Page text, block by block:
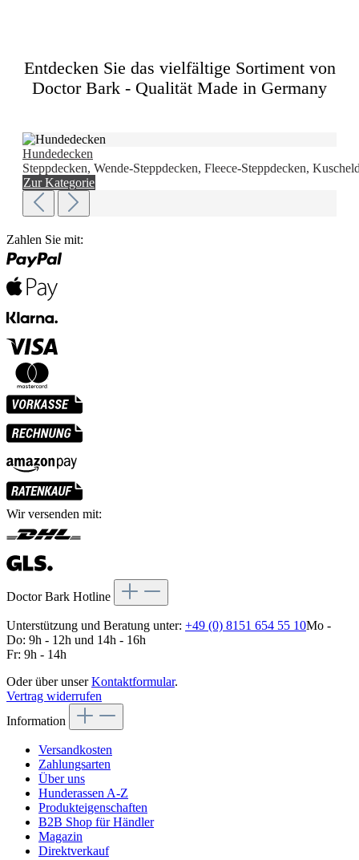
Entdecken Sie das vielfältige Sortiment von
Doctor Bark - Qualität Made in Germany
Hundedecken
Steppdecken, Wende-Steppdecken, Fleece-Steppdecken,
Zur Kategorie
Zahlen Sie mit:
Wir versenden mit:
Doctor Bark Hotline
Unterstützung und Beratung unter: +49 (0) 8151 654 55 10Mo -
Do: 9h - 12h und 14h - 16h
Fr: 9h - 14h
Oder über unserKontaktformular.
Vertrag widerrufen
Information
Versandkosten
Zahlungsarten
Über uns
Hunderassen A-Z
Produkteigenschaften
B2B Shop für Händler
Magazin
Direktverkauf